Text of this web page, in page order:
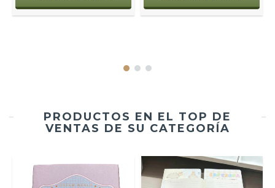
PRODUCTOS EN EL TOP DE
VENTAS DE SU CATEGORÍA